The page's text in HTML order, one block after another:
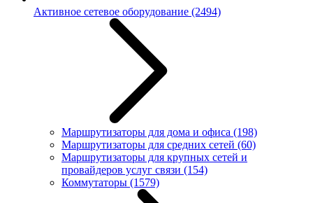
Активное сетевое оборудование (2494)
Маршрутизаторы для дома и офиса (198)
Маршрутизаторы для средних сетей (60)
Маршрутизаторы для крупных сетей и
провайдеров услуг связи (154)
Коммутаторы (1579)